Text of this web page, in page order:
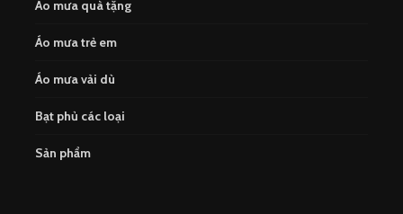
Áo mưa quà tặng
Áo mưa trẻ em
Áo mưa vải dù
Bạt phủ các loại
Sản phẩm